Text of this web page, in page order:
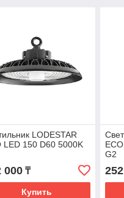
LODESTAR
LED 150 D60 5000K
000₸
Купить
G2